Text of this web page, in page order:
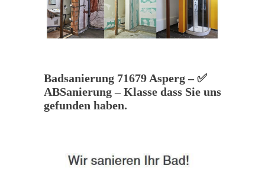
Badsanierung 71679 Asperg – ✅
ABSanierung – Klasse dass Sie uns
gefunden haben.